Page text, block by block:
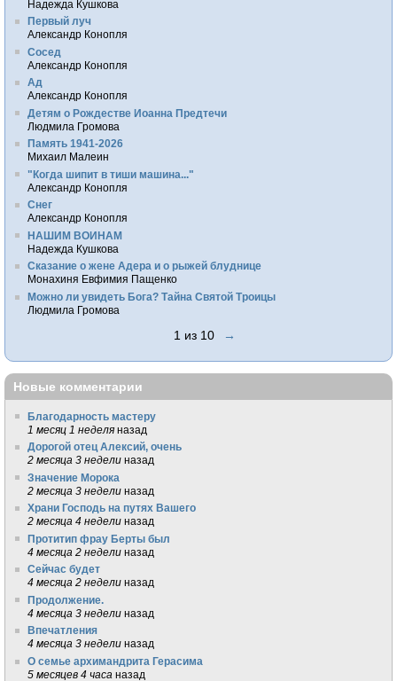
Надежда Кушкова
Первый луч
Александр Конопля
Сосед
Александр Конопля
Ад
Александр Конопля
Детям о Рождестве Иоанна Предтечи
Людмила Громова
Память 1941-2026
Михаил Малеин
"Когда шипит в тиши машина..."
Александр Конопля
Снег
Александр Конопля
НАШИМ ВОИНАМ
Надежда Кушкова
Сказание о жене Адера и о рыжей блуднице
Монахиня Евфимия Пащенко
Можно ли увидеть Бога? Тайна Святой Троицы
Людмила Громова
1 из 10 →
Новые комментарии
Благодарность мастеру
1 месяц 1 неделя назад
Дорогой отец Алексий, очень
2 месяца 3 недели назад
Значение Морока
2 месяца 3 недели назад
Храни Господь на путях Вашего
2 месяца 4 недели назад
Протитип фрау Берты был
4 месяца 2 недели назад
Сейчас будет
4 месяца 2 недели назад
Продолжение.
4 месяца 3 недели назад
Впечатления
4 месяца 3 недели назад
О семье архимандрита Герасима
5 месяцев 4 часа назад